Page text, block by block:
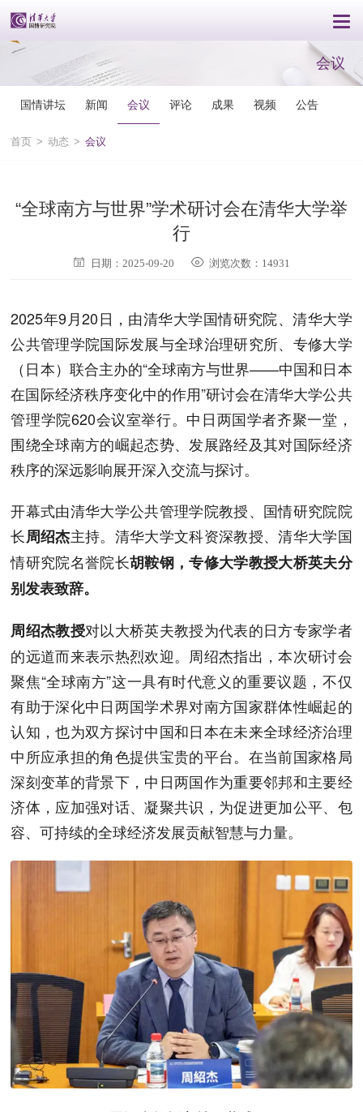
会议
国情讲坛 新闻 会议 评论 成果 视频 公告
首页 > 动态 > 会议
“全球南方与世界”学术研讨会在清华大学举
行
日期：2025-09-20 浏览次数：14931
2025年9月20日，由清华大学国情研究院、清华大学
公共管理学院国际发展与全球治理研究所、专修大学
（日本）联合主办的“全球南方与世界——中国和日本
在国际经济秩序变化中的作用”研讨会在清华大学公共
管理学院620会议室举行。中日两国学者齐聚一堂，
围绕全球南方的崛起态势、发展路经及其对国际经济
秩序的深远影响展开深入交流与探讨。
开幕式由清华大学公共管理学院教授、国情研究院院
长周绍杰主持。清华大学文科资深教授、清华大学国
情研究院名誉院长胡鞍钢，专修大学教授大桥英夫分
别发表致辞。
周绍杰教授对以大桥英夫教授为代表的日方专家学者
的远道而来表示热烈欢迎。周绍杰指出，本次研讨会
聚焦“全球南方”这一具有时代意义的重要议题，不仅
有助于深化中日两国学术界对南方国家群体性崛起的
认知，也为双方探讨中国和日本在未来全球经济治理
中所应承担的角色提供宝贵的平台。在当前国家格局
深刻变革的背景下，中日两国作为重要邻邦和主要经
济体，应加强对话、凝聚共识，为促进更加公平、包
容、可持续的全球经济发展贡献智慧与力量。